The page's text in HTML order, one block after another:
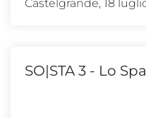
Castelgrande, 18
SO|STA 3 - Lo